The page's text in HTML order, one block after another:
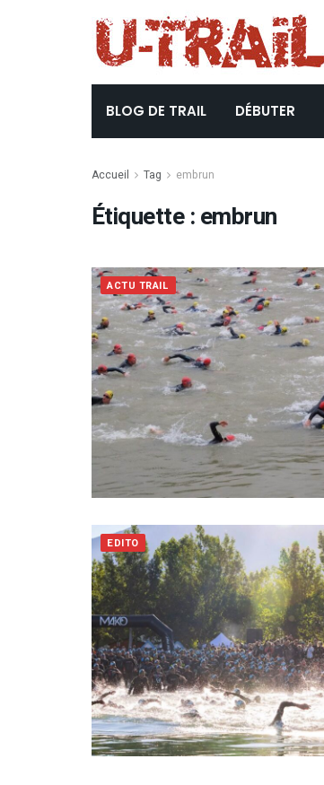
BLOG DE TRAIL DÉBUTER
Accueil Tag embrun
Étiquette :embrun
ACTU TRAIL
EDITO